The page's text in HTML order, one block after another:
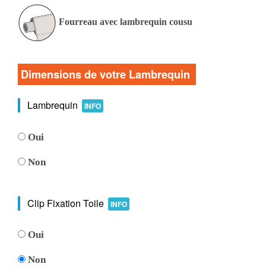
Fourreau avec lambrequin cousu
Dimensions de votre Lambrequin
Lambrequin INFO
Oui
Non
Clip Fixation Toile INFO
Oui
Non